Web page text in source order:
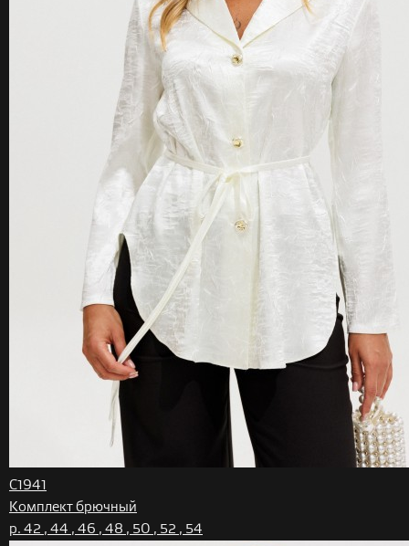
C1941
Комплект брючный
р. 42 , 44 , 46 , 48 , 50 , 52 , 54